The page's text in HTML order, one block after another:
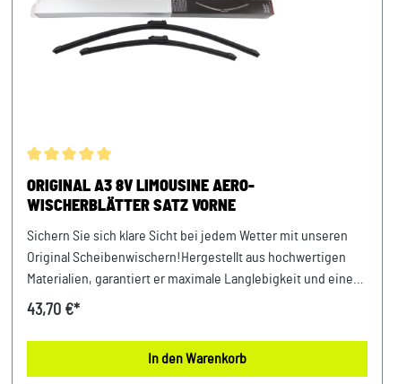
Durchschnittliche Bewertung von 5 von 5 Sternen
ORIGINAL A3 8V LIMOUSINE AERO-
WISCHERBLÄTTER SATZ VORNE
Sichern Sie sich klare Sicht bei jedem Wetter mit unseren
Original Scheibenwischern!Hergestellt aus hochwertigen
Materialien, garantiert er maximale Langlebigkeit und eine
zuverlässige Wischleistung. Dank seiner exakten Passform
effektive Reinigungstechnologie für kristallklare Scheiben
sorgt. Verlassen Sie sich auf gewohnte Originalteile Qualität
43,70 €*
In den Warenkorb